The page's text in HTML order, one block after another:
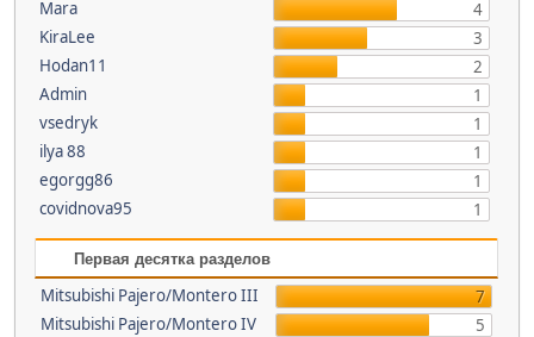
Mara
4
KiraLee
3
Hodan11
2
Admin
1
vsedryk
1
ilya 88
1
egorgg86
1
covidnova95
1
Первая десятка разделов
Mitsubishi Pajero/Montero III
7
Mitsubishi Pajero/Montero IV
5